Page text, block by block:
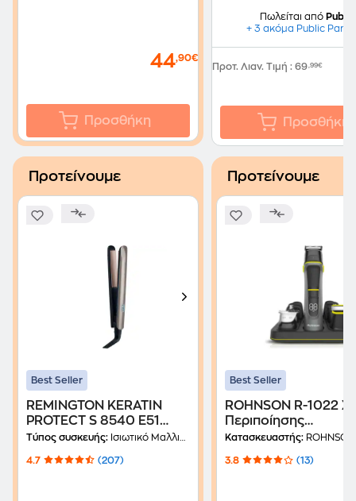
44,90€
Προσθήκη
Πωλείται από Public
+ 3 ακόμα Public
Προτ. Λιαν. Τιμή : 69,99€
Προσθήκη
Προτείνουμε
Best Seller
REMINGTON KERATIN
PROTECT S 8540 E51
Ισιωτικό Μαλλιών Χρυσό
Τύπος συσκευής: Ισιωτικό Μαλλιών
4.7 (207)
Προτείνουμε
Best Seller
ROHNSON R-1022
Περιποίησης
Επαναφορτιζόμενο
Κατασκευαστής: ROHNSON
3.8 (13)